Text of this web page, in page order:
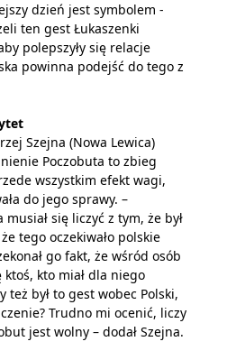
dzień jest symbolem -
ten gest Łukaszenki
polepszyły się relacje
powinna podejść do tego z
Szejna (Nowa Lewica)
Poczobuta to zbieg
wszystkim efekt wagi,
do jego sprawy. –
się liczyć z tym, że był
tego oczekiwało polskie
go fakt, że wśród osób
ktoś, kto miał dla niego
też był to gest wobec Polski,
Trudno mi ocenić, liczy
jest wolny – dodał Szejna.